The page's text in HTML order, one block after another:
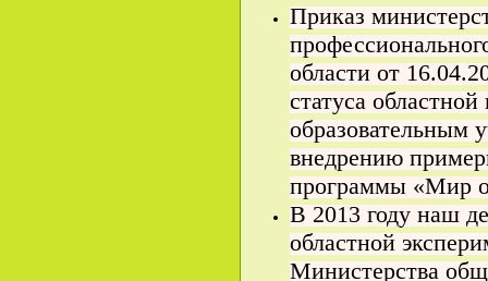
Приказ
области от
статуса
образовательным
внедрению
программы «Мир
В 2013 году наш
областной
Министерства